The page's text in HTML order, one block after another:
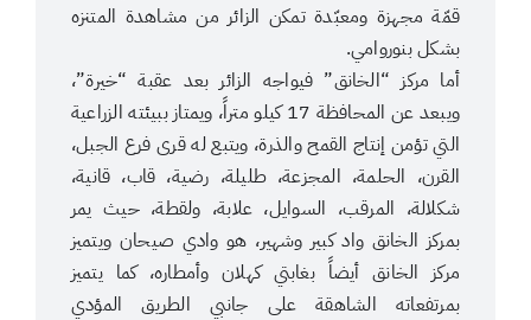
قمّة مجهزة ومعبّدة تمكن الزائر من مشاهدة المتنزه
بشكل بنوروامي.
أما مركز “الخانق” فيواجه الزائر بعد عقبة “خيرة”،
ويبعد عن المحافظة 17 كيلو متراً، ويمتاز ببيئته الزراعية
التي تؤمن إنتاج القمح والذرة، ويتبع له قرى فرع الجبل،
القرن، الحلمة، المجزعة، طليلة، رضية، قاب، قانية،
شكلالة، المرقب، السوايل، علابة، ولقطة، حيث يمر
بمركز الخانق واد كبير وشهير، هو وادي صيحان ويتميز
مركز الخانق أيضاً بغابتي كهلان وأمطاره، كما يتميز
بمرتفعاته الشاهقة على جانبي الطريق المؤدي